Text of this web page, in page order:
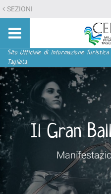
Salta
ai
contenuti.
Salta
alla
navigazione
SEZIONI
Sito
turistico
ufficiale
Cervia,
Milano
Tagliata
Sezioni
Sito Ufficiale di Informazione
Tagliata
Il Gran
menu